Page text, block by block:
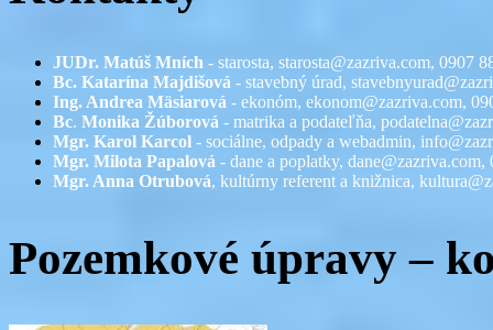
JUDr. Matúš Mních - starosta, starosta@zazriva.com, 0907
Bc. Katarína Majdišová - stavebný úrad,
Ing. Andrea Mäsiarová - ekonóm, ekonom@zazriva.com,
Bc. Monika Žúborová - matrika a podateľňa,
Mgr. Karol Karcol - sociálne, odpady a webadmin,
Mgr. Milota Papalová - dane a poplatky, dane@zazriva.com,
Mgr. Anna Otrubová, kultúrny referent a knižnica,
Pozemkové úpravy –